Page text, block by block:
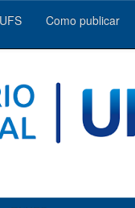
Como publicar